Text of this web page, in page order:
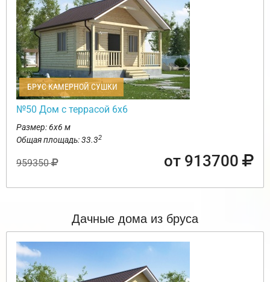
БРУС КАМЕРНОЙ СУШКИ
№50 Дом с террасой 6х6
Размер: 6х6 м
Общая площадь: 33.32
959350 от 913700
Дачные дома из бруса